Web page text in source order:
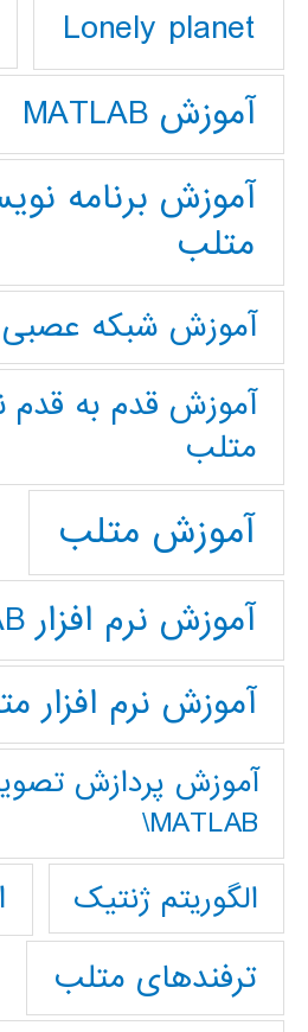
Lonely planet
آموزش MATLAB
آموزش برنامه
متلب
آموزش شبکه عصبی
آموزش قدم به قدم
متلب
آموزش متلب
آموزش نرم افزار MATLAB
آموزش نرم افزار
آموزش پردازش
MATLAB\
الگوریتم ژنتیک
ترفندهای متلب